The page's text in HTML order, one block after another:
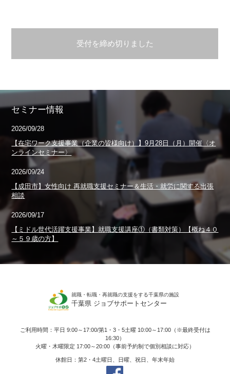
受付を締め切りました
セミナー情報
2026/09/28
【在宅ワーク支援事業（企業の皆様向け）】9月28日（月）開催〈オ
ンラインセミナー〉
2026/09/24
【成田市】女性向け 再就職支援セミナー＆生活・就労に関する出張
相談
2026/09/17
【ミドル世代活躍支援事業】就職支援講座①（書類対策）【概ね４０
～５９歳の方】
就職・転職・再就職の支援をする千葉県の施設
千葉県 ジョブサポートセンター
ご利用時間：平日 9:00～17:00/第1・3・5土曜 10:00～17:00（※最終受付は
16:30）
火曜・木曜限定 17:00～20:00（事前予約制で個別相談に対応）
休館日：第2・4土曜日、日曜、祝日、年末年始